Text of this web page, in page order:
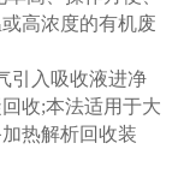
高浓度的有机废
引入吸收液进净
收;本法适用于大
热解析回收装